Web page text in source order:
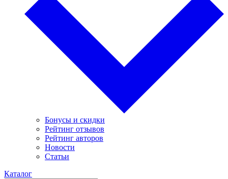
Бонусы и скидки
Рейтинг отзывов
Рейтинг авторов
Новости
Статьи
Каталог